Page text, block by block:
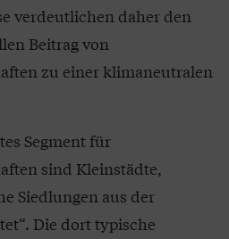
verdeutlichen daher den
Beitrag von
zu einer klimaneutralen
Segment für
sind Kleinstädte,
Siedlungen aus der
Die dort typische